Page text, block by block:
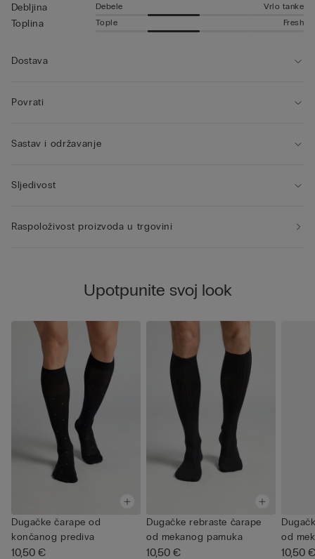
Debljina Debele Vrlo tanke
Toplina Tople Fresh
Dostava
Povrati
Sastav i održavanje
Sljedivost
Raspoloživost proizvoda u trgovini
Upotpunite svoj look
Dugačke čarape od
končanog prediva
10,50 €
Dugačke rebraste čarape
od mekanog pamuka
10,50 €
od
10,50 €